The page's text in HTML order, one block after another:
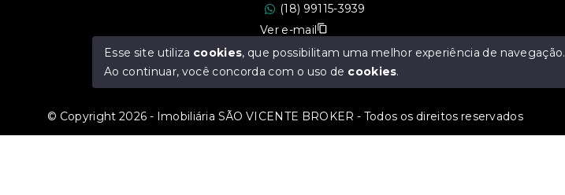
(18) 99115-3939
Ver e-mail
CRECI/SP: 36.473-J
© Copyright 2026 - Imobiliária SÃO VICENTE BROKER - Todos os direitos reservados
Esse site utiliza cookies, que possibilitam uma melhor experiência de navegação.
Ao continuar, você concorda com o uso de cookies.